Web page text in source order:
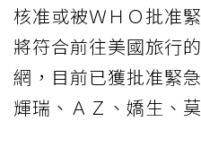
核准或被ＷＨＯ批准
將符合前往美國旅行
網，目前已獲批准緊
輝瑞、ＡＺ、嬌生、